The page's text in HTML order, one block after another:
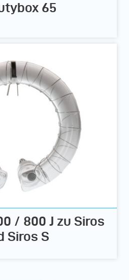
65
/ 800 J zu Siros
Siros S